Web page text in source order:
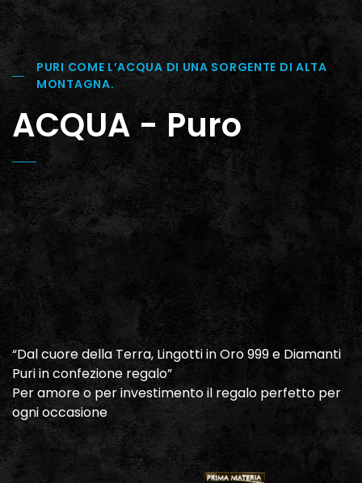
PURI COME L’ACQUA DI UNA SORGENTE DI ALTA
MONTAGNA.
ACQUA - Puro
“Dal cuore della Terra, Lingotti in Oro 999 e Diamanti
Puri in confezione regalo”
Per amore o per investimento il regalo perfetto per
ogni occasione